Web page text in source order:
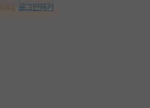
다. 로그인하기